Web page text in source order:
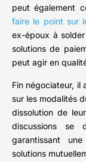
peut également
faire le point sur
ex-époux à
solutions de
peut agir en
Fin négociateur, il
sur les modalités
dissolution de
discussions se
garantissant
solutions